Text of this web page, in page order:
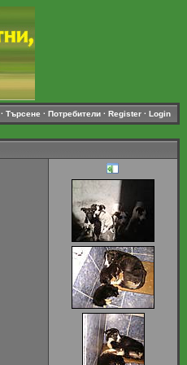
· Търсене · Потребители · Register · Login